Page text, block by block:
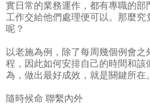
實日常的業務運作，都有專職的部
工作交給他們處理便可以。那麼究
呢？
以老施為例，除了每周幾個例會之
程，因此如何安排自己的時間和該
為，做出最好成效，就是關鍵所在。
隨時候命 聯繫內外